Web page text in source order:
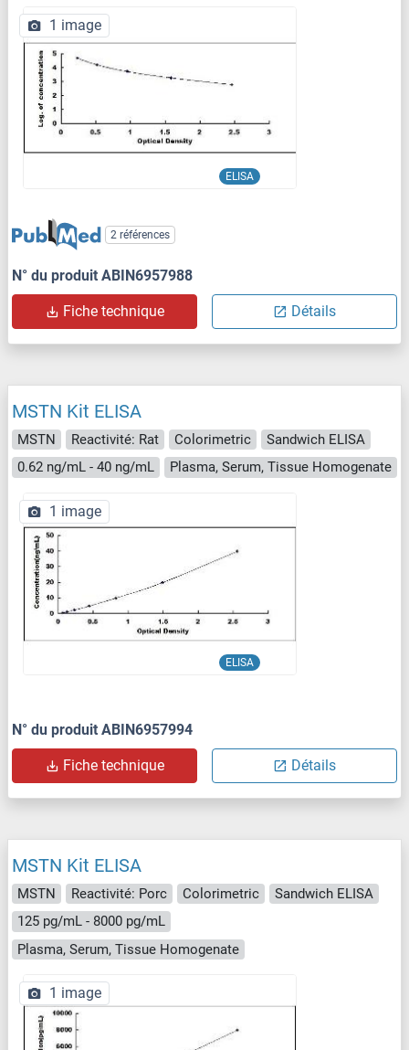
ELISA
1 image
2 références
N° du produit ABIN6957988
Fiche technique Détails
MSTN Kit ELISA
MSTN Reactivité: Rat Colorimetric
Sandwich ELISA
0.62 ng/mL - 40 ng/mL
Plasma, Serum, Tissue Homogenate
ELISA
1 image
N° du produit ABIN6957994
Fiche technique Détails
MSTN Kit ELISA
MSTN Reactivité: Porc Colorimetric
Sandwich ELISA
125 pg/mL - 8000 pg/mL
Plasma, Serum, Tissue Homogenate
1 image